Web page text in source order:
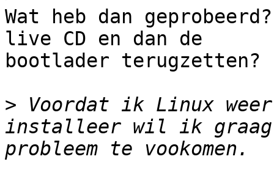
Wat heb dan
live CD en dan de
bootlader terugzetten?
> Voordat ik Linux
installeer wil ik graag